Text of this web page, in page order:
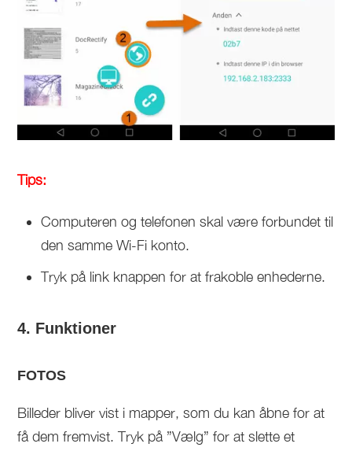
Tips:
Computeren og telefonen skal være forbundet til
den samme Wi-Fi konto.
Tryk på link knappen for at frakoble enhederne.
4. Funktioner
FOTOS
Billeder bliver vist i mapper, som du kan åbne for at
få dem fremvist. Tryk på ”Vælg” for at slette et